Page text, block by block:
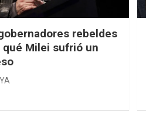
rebeldes
Milei sufrió un